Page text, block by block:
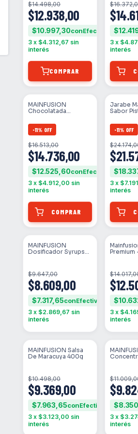
$12.938,00
$14.498,00
$10.997,30con
3 x $4.312,67 sin
interés
COMPRAR
3 x
interés
MAINFUSION
Chocolatada
-11% OFF
$14.736,00
$16.513,00
$12.525,60con
3 x $4.912,00 sin
interés
Jarabe
Sabor
-11% OFF
3 x
interés
SIN STOCK
MAINFUSION
Dosificador Syrups
$8.609,00
$9.647,00
$7.317,65con
3 x $2.869,67 sin
interés
SIN
Premium
3 x
interés
SIN STOCK
MAINFUSION Salsa
De Maracuya 400g
$9.369,00
$10.498,00
$7.963,65con
3 x $3.123,00 sin
interés
SIN
3 x
interés